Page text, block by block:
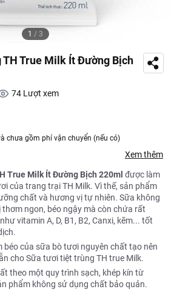
1 / 3
TH True Milk Ít Đường Bịch
74 Lượt xem
chưa gồm phí vận chuyển (nếu có)
Xem thêm
True Milk Ít Đường Bịch 220ml được làm
của trang trại TH Milk. Vì thế, sản phẩm
chất và hương vị tự nhiên. Sữa không
ngon, béo ngậy mà còn chứa rất
vitamin A, D, B1, B2, Canxi, kẽm... tốt
béo của sữa bò tươi nguyên chất tạo nên
cho Sữa tươi tiệt trùng TH true Milk.
theo một quy trình sạch, khép kín từ
phẩm không sử dụng chất bảo quản.